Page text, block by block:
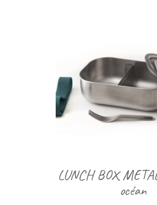
LUNCH BOX
océan